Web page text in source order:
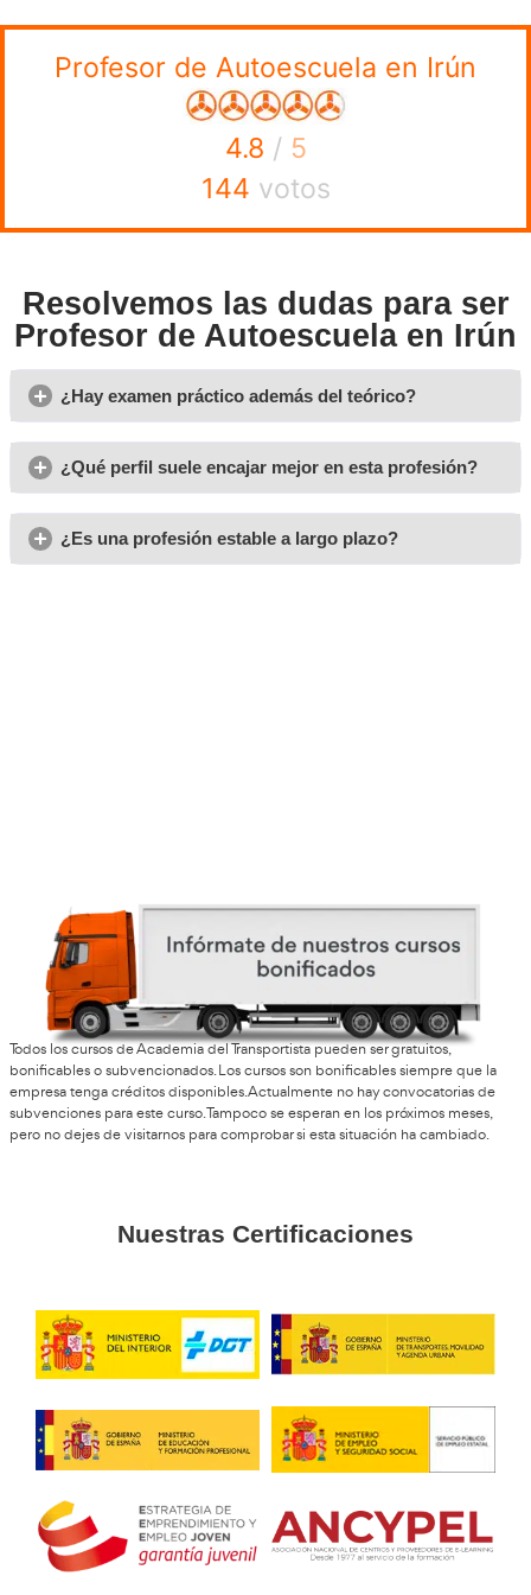
protagonismo en el discurso formativo. Se fomenta una
más consciente del consumo, las emisiones y la
medios de transporte urbano. A medio plazo, la
de tecnologías de asistencia a la conducción (ADAS)
el temario y en la forma de enseñar. El profesor debe
transformación.
A la hora deplanificar la formación, es muy importante
academia.AT Academia del Transportistaacumula
experiencia en este tipo de formación. Ofrecemos los
mejor precio. No duces, contacta con los expertos de AT
Transportista.
Iselda, de Irún
Yo me lo saqué el año pasado con AT Academia del
y fue la mejor decisión que he tomado. Ahora tengo
hago algo que realmente me gusta.
Aurora, G.T.
No es solo enseñar a conducir, es formar a personas. Eso
Josechu, 43 años
Además, las oportunidades laborales están ahí, solo hay
aprovecharlas.
Mati, de Jaén
Es un curro con mucha salida y bastante estable. Si te
enseñar, es una combinación perfecta.